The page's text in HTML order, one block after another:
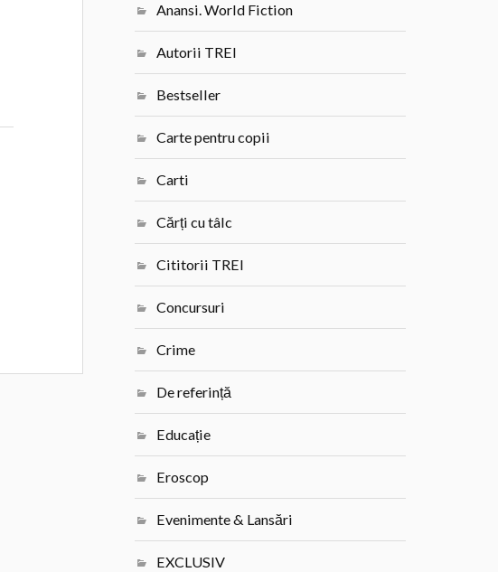
Anansi. World Fiction
Autorii TREI
Bestseller
Carte pentru copii
Carti
Cărți cu tâlc
Cititorii TREI
Concursuri
Crime
De referință
Educație
Eroscop
Evenimente & Lansări
EXCLUSIV